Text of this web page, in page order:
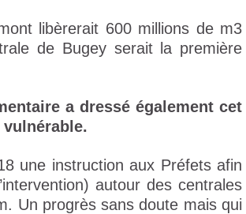
libèrerait 600 millions de m3
de Bugey serait la première
a dressé également cet
une instruction aux Préfets afin
autour des centrales
Un progrès sans doute mais qui